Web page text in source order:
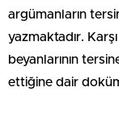
argümanların
yazmaktadır.
beyanlarının
ettiğine dair